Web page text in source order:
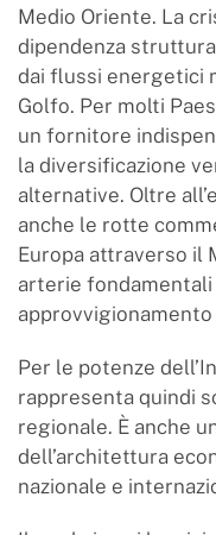
Medio Oriente. La
dipendenza
dai flussi energetici
Golfo. Per molti
un fornitore
la diversificazione
alternative. Oltre
anche le rotte
Europa attraverso il
arterie
Per le potenze
rappresenta quindi
regionale. È anche
dell’architettura
nazionale e